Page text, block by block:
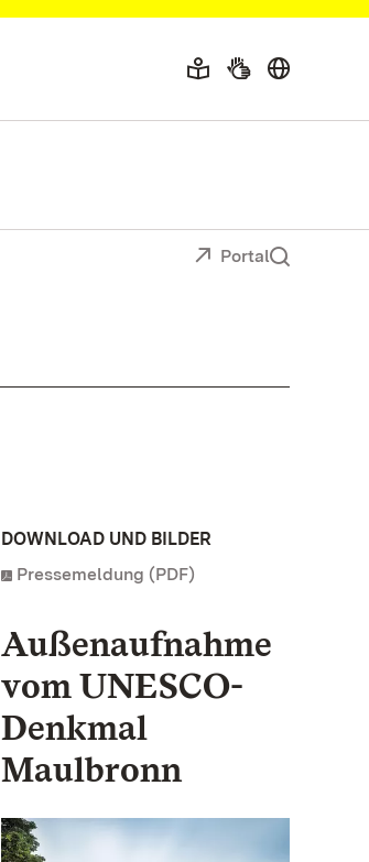
Portal
DOWNLOAD UND BILDER
Pressemeldung (PDF)
Außenaufnahme
vom UNESCO-
Denkmal
Maulbronn